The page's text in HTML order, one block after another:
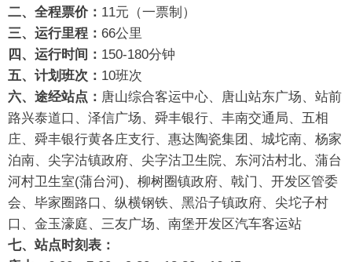
二、全程票价： 11元（一票制）
三、运行里程： 66公里
四、运行时间： 150-180分钟
五、计划班次： 10班次
六、途经站点： 唐山综合客运中心、唐山站东广场、站前
路兴泰道口、泽信广场、舜丰银行、丰南交通局、五相
庄、舜丰银行黄各庄支行、惠达陶瓷集团、城坨南、杨家
泊南、尖字沽镇政府、尖字沽卫生院、东河沽村北、蒲台
河村卫生室(蒲台河)、柳树圈镇政府、戟门、开发区管委
会、毕家圈路口、纵横钢铁、黑沿子镇政府、尖坨子村
口、金玉濠庭、三友广场、南堡开发区汽车客运站
七、站点时刻表：